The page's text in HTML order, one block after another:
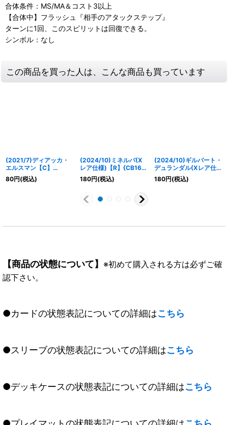
合体条件：MS/MA＆コスト3以上
【合体中】フラッシュ『相手のアタックステップ』
ターンに1回、このスピリットは回復できる。
シンボル：なし
この商品を買った人は、こんな商品も買っています
(2021/7)ディアッカ・
エルスマン【C】
{CB16-057}《白》
80円(税込)
(2024/10)ミネルバ(X
レア仕様)【R】{CB16-
070}《白》
180円(税込)
(2024/10)ギルバート・
デュランダル(Xレア仕
様)【M】{CB16-073}
《白》
180円(税込)
【商品の状態について】 ※初めて購入される方は必ずご確
認下さい。
●カードの状態表記についての詳細はこちら
●スリーブの状態表記についての詳細はこちら
●デッキケースの状態表記についての詳細はこちら